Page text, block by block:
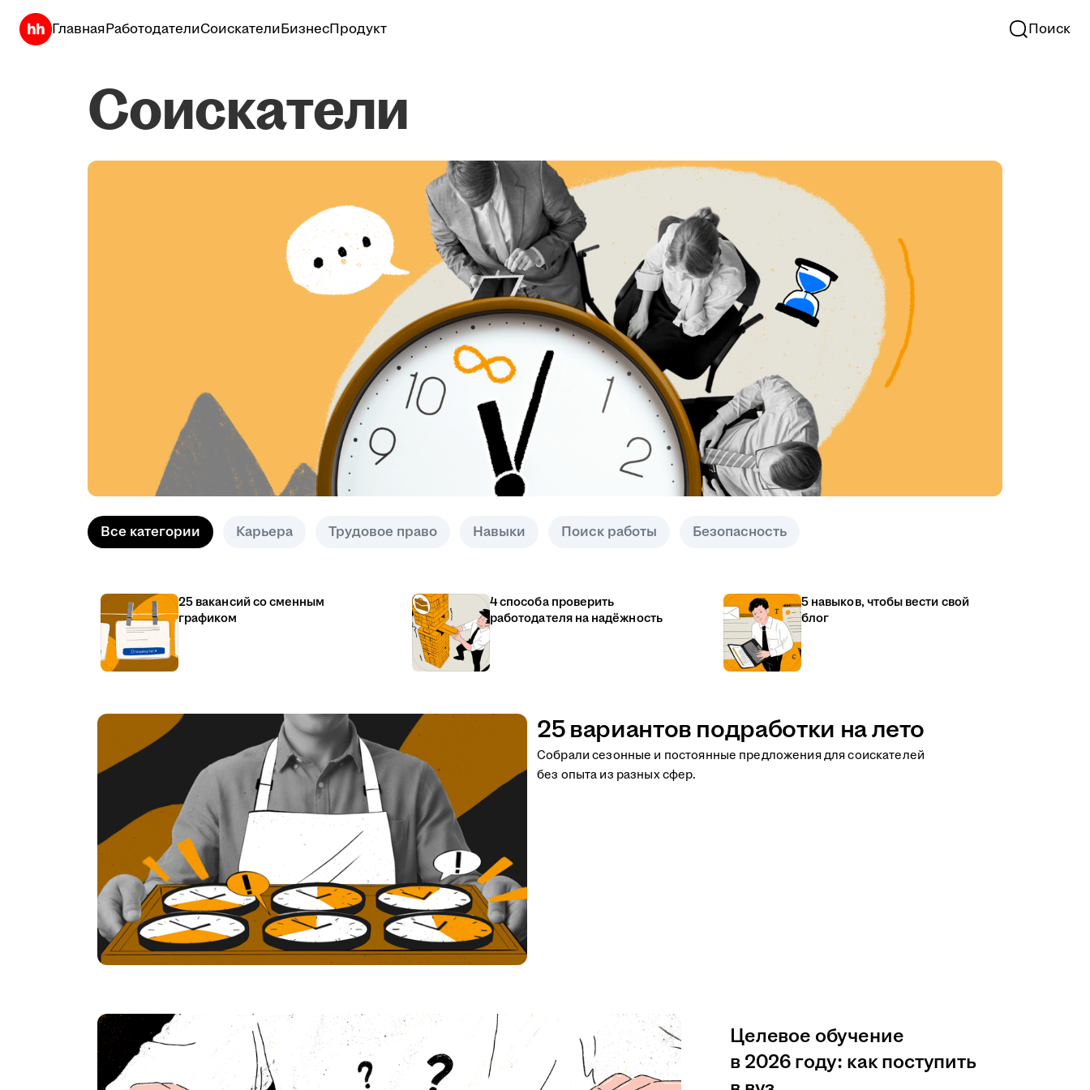
ГлавнаяРаботодателиСоискателиБизнесПродукт Поиск
Соискатели
Все категории Карьера Трудовое право Навыки Поиск работы Безопасность
25 вакансий со сменным
графиком
4 способа проверить
работодателя на надёжность
5 навыков, чтобы вести свой
блог
25 вариантов подработки на лето
Собрали сезонные и постоянные предложения для соискателей
без опыта из разных сфер.
Целевое обучение
в 2026 году: как поступить